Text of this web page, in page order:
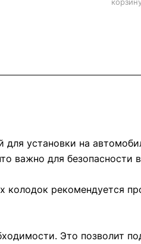
установки на
важно для безопасности
рекомендуется
Это позволит